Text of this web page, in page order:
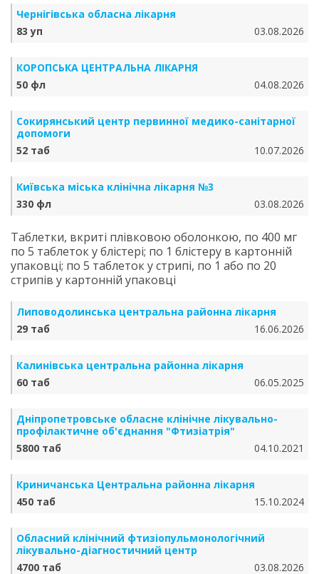
Чернігівська обласна лікарня
83 уп
03.08.2026
КОРОПСЬКА ЦЕНТРАЛЬНА ЛІКАРНЯ
50 фл
04.08.2026
Сокирянський центр первинної медико-санітарної
допомоги
52 таб
10.07.2026
Київська міська клінічна лікарня №3
330 фл
03.08.2026
Таблетки, вкриті плівковою оболонкою, по 400 мг
по 5 таблеток у блістері; по 1 блістеру в картонній
упаковці; по 5 таблеток у стрипі, по 1 або по 20
стрипів у картонній упаковці
Липоводолинська центральна районна лікарня
29 таб
16.06.2026
Калинівська центральна районна лікарня
60 таб
06.05.2025
Дніпропетровське обласне клінічне лікувально-
профілактичне об'єднання "Фтизіатрія"
5800 таб
04.10.2021
Криничанська Центральна районна лікарня
450 таб
15.10.2024
Обласний клінічний фтизіопульмонологічний
лікувально-діагностичний центр
4700 таб
03.08.2026